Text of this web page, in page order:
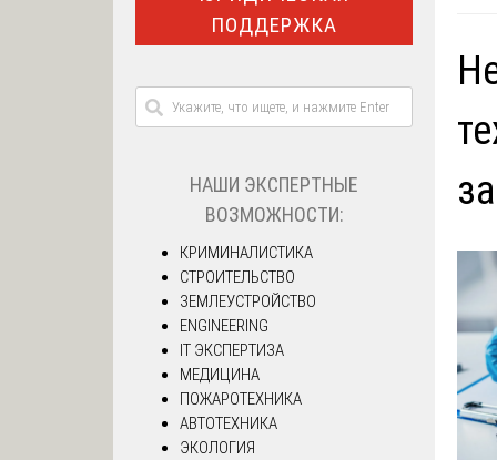
ПОДДЕРЖКА
НАШИ ЭКСПЕРТНЫЕ
ВОЗМОЖНОСТИ:
КРИМИНАЛИСТИКА
СТРОИТЕЛЬСТВО
ЗЕМЛЕУСТРОЙСТВО
ENGINEERING
IT ЭКСПЕРТИЗА
МЕДИЦИНА
ПОЖАРОТЕХНИКА
АВТОТЕХНИКА
ЭКОЛОГИЯ